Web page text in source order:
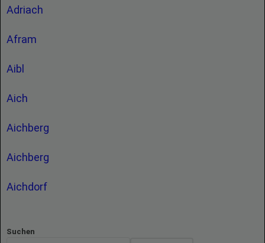
Adriach
Afram
Aibl
Aich
Aichberg
Aichberg
Aichdorf
Suchen